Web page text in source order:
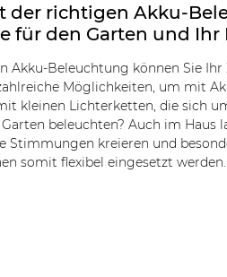
der richtigen Akku-
für den Garten und Ihr
Akku-Beleuchtung können Sie
Möglichkeiten, um mit
kleinen Lichterketten, die sich
beleuchten? Auch im Haus
Stimmungen kreieren und
somit flexibel eingesetzt